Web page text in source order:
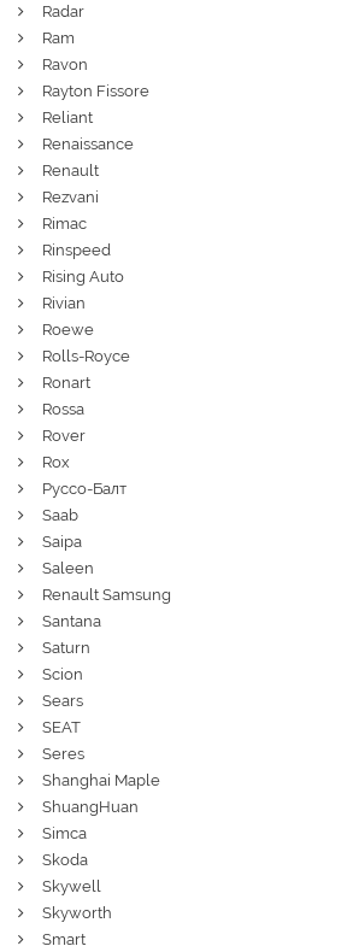
Radar
Ram
Ravon
Rayton Fissore
Reliant
Renaissance
Renault
Rezvani
Rimac
Rinspeed
Rising Auto
Rivian
Roewe
Rolls-Royce
Ronart
Rossa
Rover
Rox
Руссо-Балт
Saab
Saipa
Saleen
Renault Samsung
Santana
Saturn
Scion
Sears
SEAT
Seres
Shanghai Maple
ShuangHuan
Simca
Skoda
Skywell
Skyworth
Smart